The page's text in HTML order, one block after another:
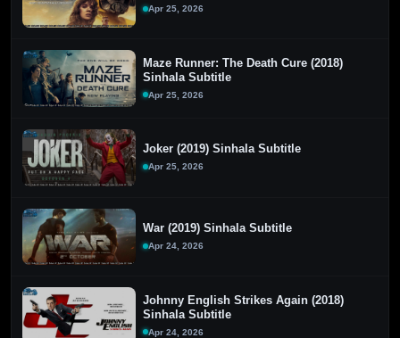
Apr 25, 2026
Maze Runner: The Death Cure (2018)
Sinhala Subtitle
Apr 25, 2026
Joker (2019) Sinhala Subtitle
Apr 25, 2026
War (2019) Sinhala Subtitle
Apr 24, 2026
Johnny English Strikes Again (2018)
Sinhala Subtitle
Apr 24, 2026